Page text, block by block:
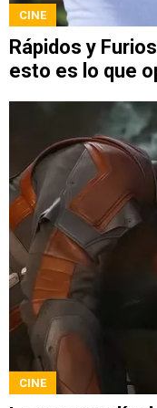
CINE
Rápidos y
esto es lo que
CINE